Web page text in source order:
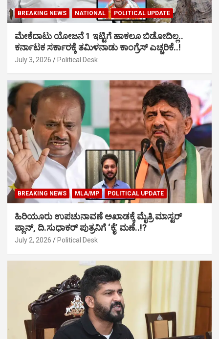
BREAKING NEWS NATIONAL POLITICAL UPDATE
ಮೇಕೆದಾಟು ಯೋಜನೆ 1 ಇಟ್ಟಿಗೆ ಹಾಕಲೂ ಬಿಡೋದಿಲ್ಲ..
ಕರ್ನಾಟಕ ಸರ್ಕಾರಕ್ಕೆ ತಮಿಳನಾಡು ಕಾಂಗ್ರೆಸ್ ಎಚ್ಚರಿಕೆ..!
July 3, 2026 Political Desk
BREAKING NEWS MLA/MP POLITICAL UPDATE
ಹಿರಿಯೂರು ಉಪಚುನಾವಣೆ ಅಖಾಡಕ್ಕೆ ಮೈತ್ರಿ ಮಾಸ್ಟರ್
ಪ್ಲಾನ್, ದಿ.ಸುಧಾಕರ್ ಪುತ್ರನಿಗೆ ‘ಕೈ’ ಮಣೆ..!?
July 2, 2026 Political Desk